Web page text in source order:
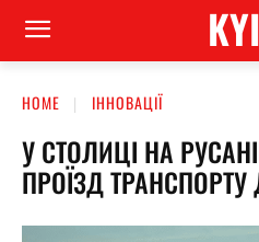
HOME ІННОВАЦІЇ
У СТОЛИЦІ НА
ПРОЇЗД